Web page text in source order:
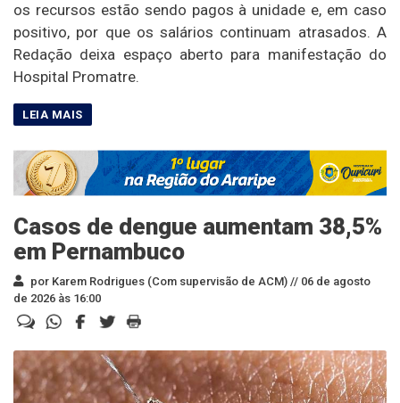
os recursos estão sendo pagos à unidade e, em caso
positivo, por que os salários continuam atrasados. A
Redação deixa espaço aberto para manifestação do
Hospital Promatre.
Casos de dengue aumentam 38,5%
em Pernambuco
por Karem Rodrigues (Com supervisão de ACM) // 06 de agosto
de 2026 às 16:00